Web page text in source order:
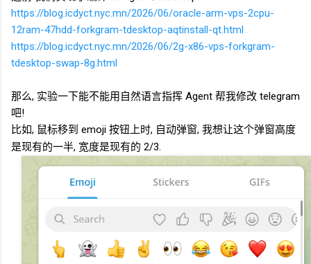
https://blog.icdyct.nyc.mn/2026/06/oracle-arm-vps-2cpu-
12ram-47hdd-forkgram-tdesktop-aqtinstall-qt.html
https://blog.icdyct.nyc.mn/2026/06/2g-x86-vps-forkgram-
tdesktop-swap-8g.html
那么, 实验一下能不能用自然语言指挥 Agent 帮我修改 telegram
吧!
比如, 鼠标移到 emoji 按钮上时, 自动弹窗, 我想让这个弹窗高度
是现有的一半, 宽度是现有的 2/3.